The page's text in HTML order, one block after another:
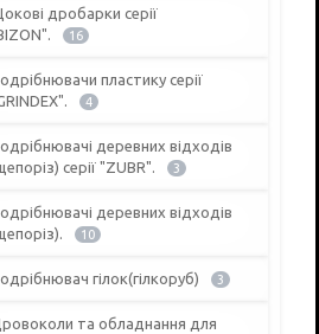
дробарки серії
16
пластику серії
4
деревних відходів
серії "ZUBR".
3
деревних відходів
10
гілок(гілкоруб) 3
та обладнання для